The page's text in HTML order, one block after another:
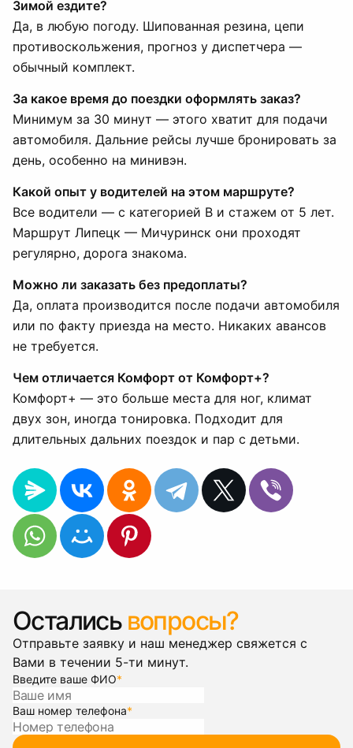
Зимой ездите?
Да, в любую погоду. Шипованная резина, цепи
противоскольжения, прогноз у диспетчера —
обычный комплект.
За какое время до поездки оформлять заказ?
Минимум за 30 минут — этого хватит для подачи
автомобиля. Дальние рейсы лучше бронировать за
день, особенно на минивэн.
Какой опыт у водителей на этом маршруте?
Все водители — с категорией B и стажем от 5 лет.
Маршрут Липецк — Мичуринск они проходят
регулярно, дорога знакома.
Можно ли заказать без предоплаты?
Да, оплата производится после подачи автомобиля
или по факту приезда на место. Никаких авансов
не требуется.
Чем отличается Комфорт от Комфорт+?
Комфорт+ — это больше места для ног, климат
двух зон, иногда тонировка. Подходит для
длительных дальних поездок и пар с детьми.
Остались вопросы?
Отправьте заявку и наш менеджер свяжется с
Вами в течении 5-ти минут.
Введите ваше ФИО*
Ваш номер телефона*